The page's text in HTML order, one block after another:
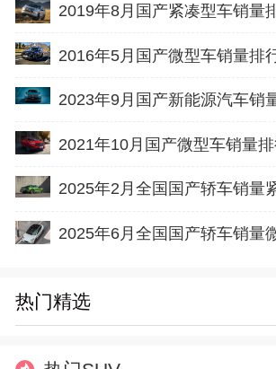
2016年5月国产微型车销量排
2021年10月国产微型车销量
热门精选